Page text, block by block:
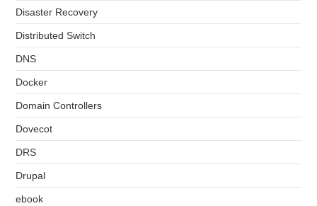
Disaster Recovery
Distributed Switch
DNS
Docker
Domain Controllers
Dovecot
DRS
Drupal
ebook